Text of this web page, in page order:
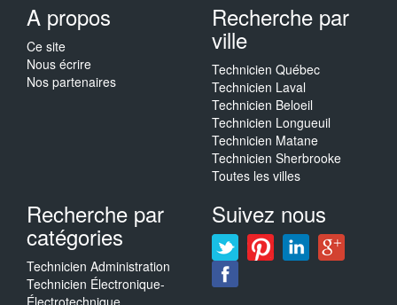
A propos
Ce site
Nous écrire
Nos partenaires
Recherche par
ville
Technicien Québec
Technicien Laval
Technicien Beloeil
Technicien Longueuil
Technicien Matane
Technicien Sherbrooke
Toutes les villes
Recherche par
catégories
Technicien Administration
Technicien Électronique-
Électrotechnique
Suivez nous